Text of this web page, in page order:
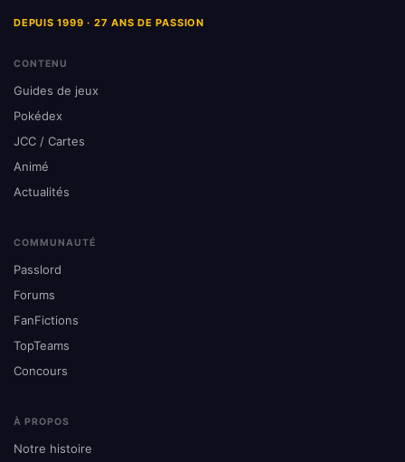
DEPUIS 1999 · 27 ANS DE PASSION
CONTENU
Guides de jeux
Pokédex
JCC / Cartes
Animé
Actualités
COMMUNAUTÉ
Passlord
Forums
FanFictions
TopTeams
Concours
À PROPOS
Notre histoire